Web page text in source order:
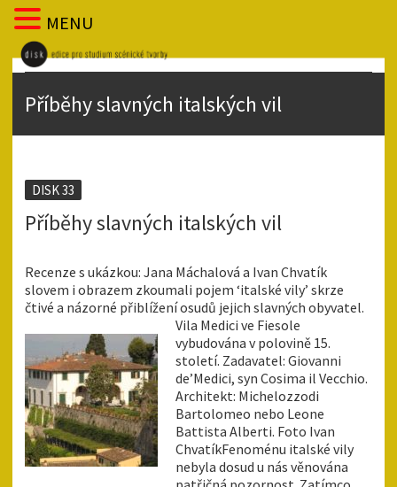
Příběhy slavných italských vil
DISK 33
Příběhy slavných italských vil
Recenze s ukázkou: Jana Máchalová a Ivan Chvatík
slovem i obrazem zkoumali pojem ‘italské vily’ skrze
čtivé a názorné přiblížení osudů jejich slavných obyvatel.
Vila Medici ve Fiesole
vybudována v polovině 15.
století. Zadavatel: Giovanni
de’Medici, syn Cosima il Vecchio.
Architekt: Michelozzodi
Bartolomeo nebo Leone
Battista Alberti. Foto Ivan
ChvatíkFenoménu italské vily
nebyla dosud u nás věnována
MENU